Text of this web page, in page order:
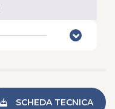
SCHEDA TECNICA